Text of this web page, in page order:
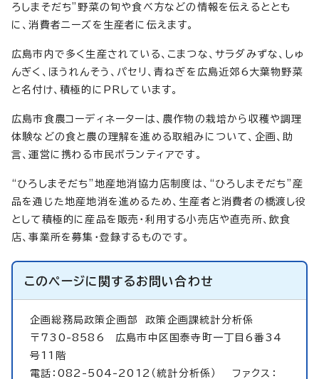
ろしまそだち”野菜の旬や食べ方などの情報を伝えるととも
に、消費者ニーズを生産者に伝えます。
広島市内で多く生産されている、こまつな、サラダみずな、しゅ
んぎく、ほうれんそう、パセリ、青ねぎを広島近郊6大葉物野菜
と名付け、積極的にPRしています。
広島市食農コーディネーターは、農作物の栽培から収穫や調理
体験などの食と農の理解を進める取組みについて、企画、助
言、運営に携わる市民ボランティアです。
“ひろしまそだち”地産地消協力店制度は、“ひろしまそだち”産
品を通じた地産地消を進めるため、生産者と消費者の橋渡し役
として積極的に産品を販売・利用する小売店や直売所、飲食
店、事業所を募集・登録するものです。
このページに関するお問い合わせ
企画総務局政策企画部政策企画課統計分析係
〒730-8586 広島市中区国泰寺町一丁目6番34
号11階
電話：082-504-2012（統計分析係） ファクス：